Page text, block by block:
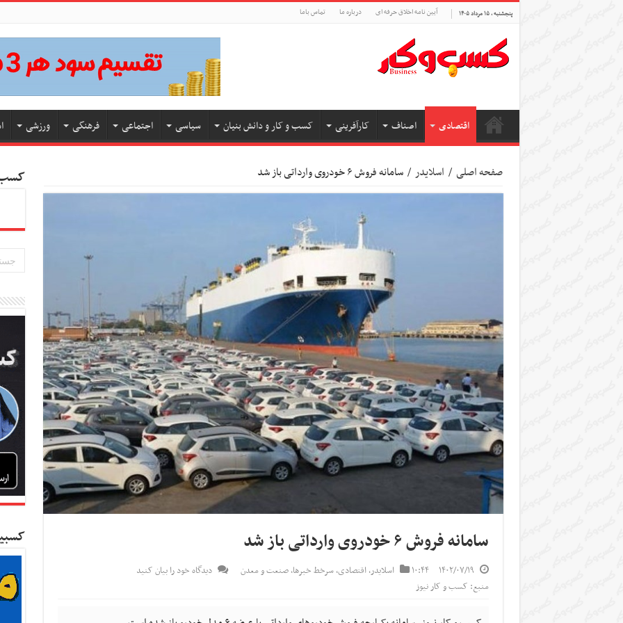
پنجشنبه , ۱۵ مرداد ۱۴۰۵ آیین نامه اخلاق حرفه ای درباره ما تماس باما
اقتصادی اصناف کارآفرینی کسب و کار و دانش بنیان سیاسی اجتماعی فرهنگی ورزشی
صفحه اصلی / اسلایدر / سامانه فروش ۶ خودروی وارداتی باز شد
سامانه فروش ۶ خودروی وارداتی باز شد
۱۴۰۲/۰۷/۱۹ ۱۰:۴۴ اسلایدر,اقتصادی,سرخط خبرها,صنعت و معدن
دیدگاه خود را بیان کنید
منبع: کسب و کار نیوز
کسب